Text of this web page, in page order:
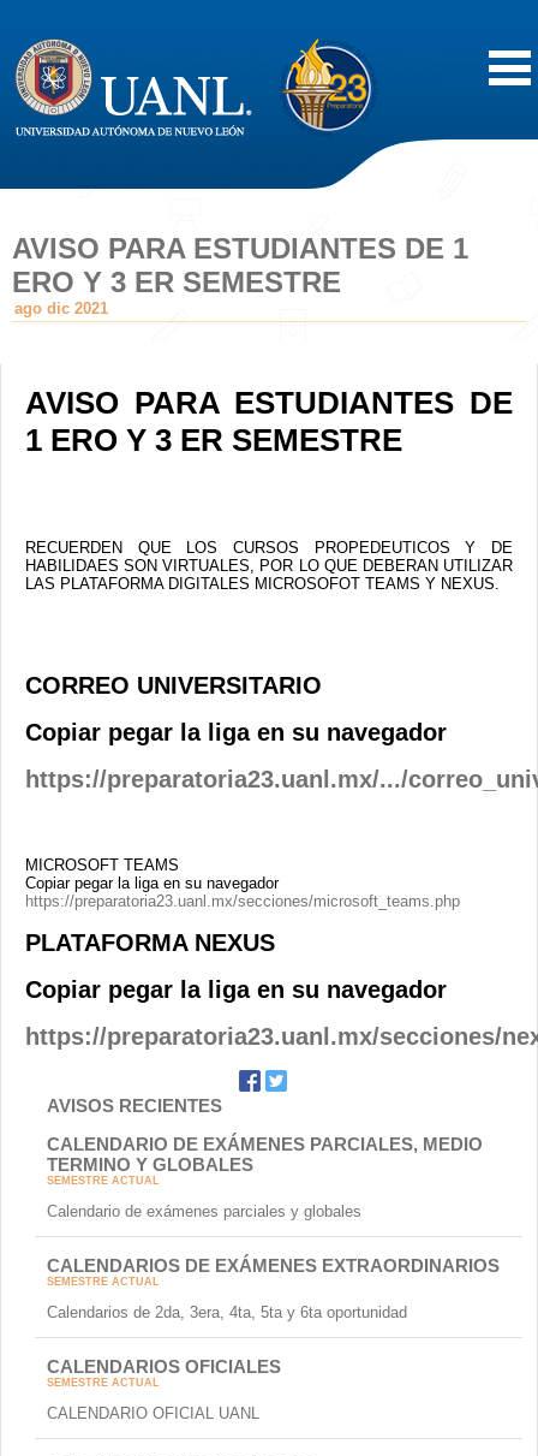
Acerca de
Contacto
AVISO PARA ESTUDIANTES DE 1
ERO Y 3 ER SEMESTRE
ago dic 2021
AVISO PARA ESTUDIANTES DE
1 ERO Y 3 ER SEMESTRE
RECUERDEN QUE LOS CURSOS PROPEDEUTICOS Y DE
HABILIDAES SON VIRTUALES, POR LO QUE DEBERAN UTILIZAR
LAS PLATAFORMA DIGITALES MICROSOFOT TEAMS Y NEXUS.
CORREO UNIVERSITARIO
Copiar pegar la liga en su navegador
https://preparatoria23.uanl.mx/.../
MICROSOFT TEAMS
Copiar pegar la liga en su navegador
https://preparatoria23.uanl.mx/secciones/microsoft_teams.php
PLATAFORMA NEXUS
Copiar pegar la liga en su navegador
https://preparatoria23.uanl.mx/secciones/
AVISOS RECIENTES
CALENDARIO DE EXÁMENES PARCIALES, MEDIO
TERMINO Y GLOBALES
SEMESTRE ACTUAL
Calendario de exámenes parciales y globales
CALENDARIOS DE EXÁMENES EXTRAORDINARIOS
SEMESTRE ACTUAL
Calendarios de 2da, 3era, 4ta, 5ta y 6ta oportunidad
CALENDARIOS OFICIALES
SEMESTRE ACTUAL
CALENDARIO OFICIAL UANL